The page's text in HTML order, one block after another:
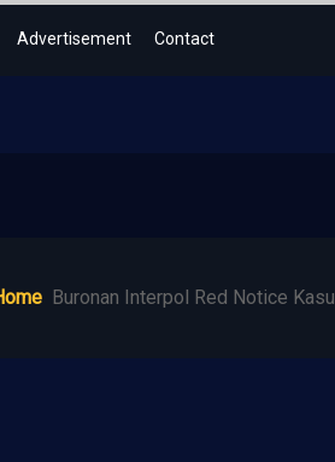
Advertisement Contact
Buronan Interpol Red Notice